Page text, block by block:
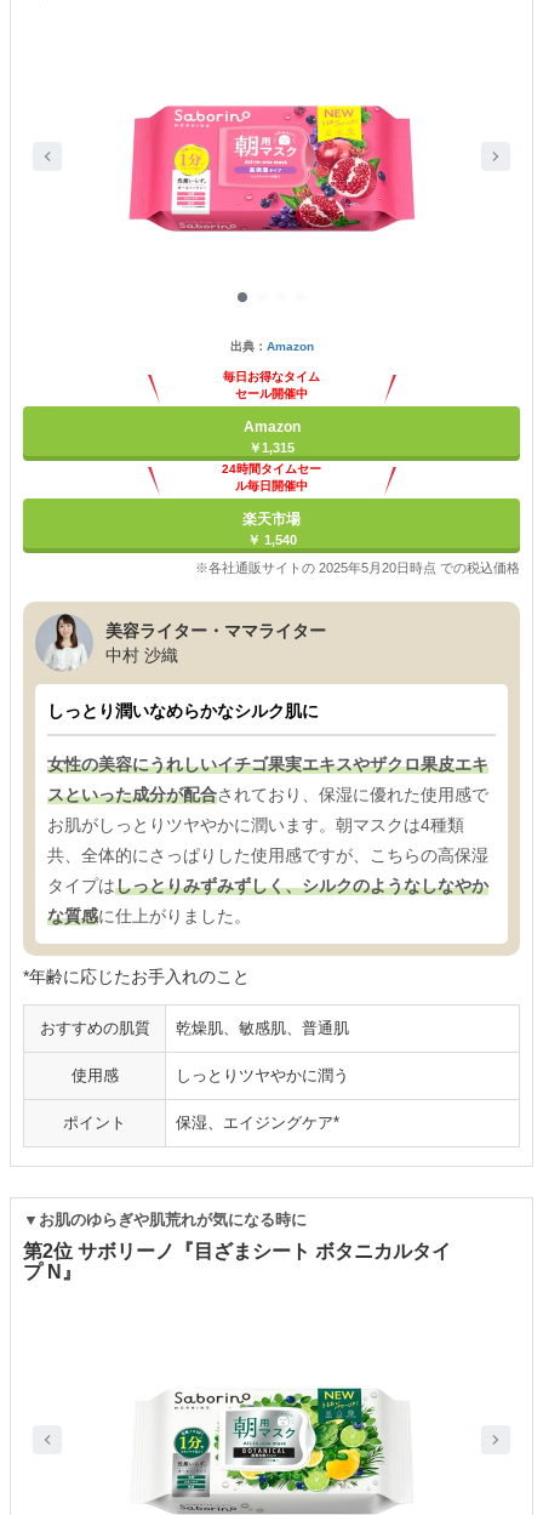
出典： Amazon
毎日お得なタイム
セール開催中
Amazon
￥1,315
24時間タイムセー
ル毎日開催中
楽天市場
￥ 1,540
※各社通販サイトの 2025年5月20日時点 での税込価格
美容ライター・ママライター
中村 沙織
しっとり潤いなめらかなシルク肌に
女性の美容にうれしいイチゴ果実エキスやザクロ果皮エキ
スといった成分が配合されており、保湿に優れた使用感で
お肌がしっとりツヤやかに潤います。朝マスクは4種類
共、全体的にさっぱりした使用感ですが、こちらの高保湿
タイプはしっとりみずみずしく、シルクのようなしなやか
な質感に仕上がりました。
*年齢に応じたお手入れのこと
おすすめの肌質 乾燥肌、敏感肌、普通肌
使用感 しっとりツヤやかに潤う
ポイント 保湿、エイジングケア*
第2位 サボリーノ『目ざまシート ボタニカルタイ
プ N』
▼お肌のゆらぎや肌荒れが気になる時に